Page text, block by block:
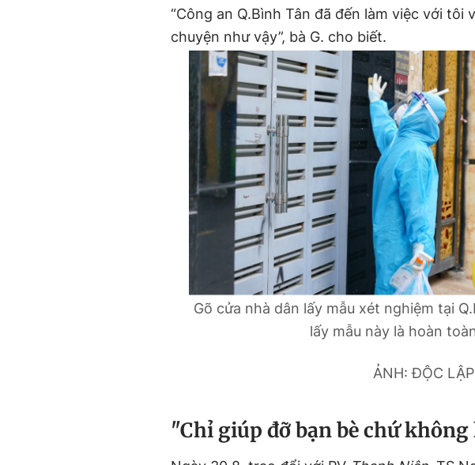
“Công an Q.Bình Tân đã đến làm việc với
chuyện như vậy”, bà G. cho biết.
Gõ cửa nhà dân lấy mẫu xét nghiệm tại
lấy mẫu này là hoàn
ẢNH: ĐỘC LẬP
"Chỉ giúp đỡ bạn bè chứ